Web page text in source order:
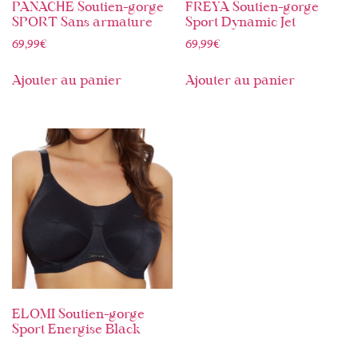
PANACHE Soutien-gorge
SPORT Sans armature
69,99€
Ajouter au panier
FREYA Soutien-gorge
Sport Dynamic Jet
69,99€
Ajouter au panier
ELOMI Soutien-gorge
Sport Energise Black